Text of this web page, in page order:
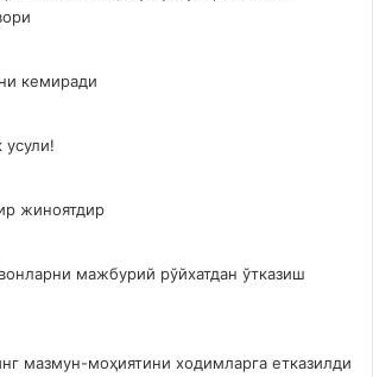
кемиради
усули!
жиноятдир
мажбурий рўйхатдан ўтказиш
мазмун-моҳиятини ходимларга етказилди